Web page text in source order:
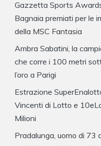
Gazzetta Sports
Bagnaia premiati per le
della MSC Fantasia
Ambra Sabatini, la
che corre i 100 metri
l’oro a Parigi
Estrazione
Vincenti di Lotto e
Milioni
Pradalunga, uomo di